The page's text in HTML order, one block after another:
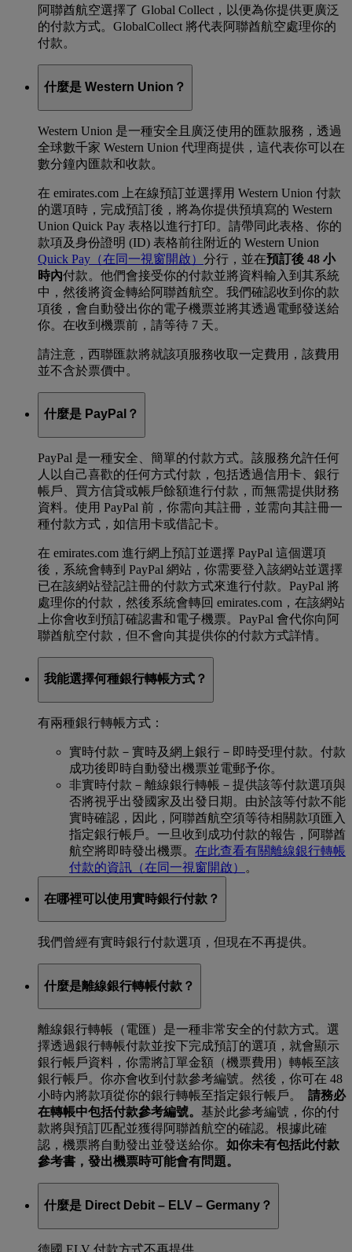
阿聯酋航空選擇了 Global Collect，以便為你提供更廣泛
的付款方式。GlobalCollect 將代表阿聯酋航空處理你的
付款。
什麼是 Western Union？
Western Union 是一種安全且廣泛使用的匯款服務，透過
全球數千家 Western Union 代理商提供，這代表你可以在
數分鐘內匯款和收款。
在 emirates.com 上在線預訂並選擇用 Western Union 付款
的選項時，完成預訂後，將為你提供預填寫的 Western
Union Quick Pay 表格以進行打印。請帶同此表格、你的
款項及身份證明 (ID) 表格前往附近的 Western Union
Quick Pay （在同一視窗開啟） 分行，並在預訂後 48 小
時內付款。他們會接受你的付款並將資料輸入到其系統
中，然後將資金轉給阿聯酋航空。我們確認收到你的款
項後，會自動發出你的電子機票並將其透過電郵發送給
你。在收到機票前，請等待 7 天。
請注意，西聯匯款將就該項服務收取一定費用，該費用
並不含於票價中。
什麼是 PayPal？
PayPal 是一種安全、簡單的付款方式。該服務允許任何
人以自己喜歡的任何方式付款，包括透過信用卡、銀行
帳戶、買方信貸或帳戶餘額進行付款，而無需提供財務
資料。使用 PayPal 前，你需向其註冊，並需向其註冊一
種付款方式，如信用卡或借記卡。
在 emirates.com 進行網上預訂並選擇 PayPal 這個選項
後，系統會轉到 PayPal 網站，你需要登入該網站並選擇
已在該網站登記註冊的付款方式來進行付款。PayPal 將
處理你的付款，然後系統會轉回 emirates.com，在該網站
上你會收到預訂確認書和電子機票。PayPal 會代你向阿
聯酋航空付款，但不會向其提供你的付款方式詳情。
我能選擇何種銀行轉帳方式？
有兩種銀行轉帳方式：
實時付款－實時及網上銀行－即時受理付款。付款
成功後即時自動發出機票並電郵予你。
非實時付款－離線銀行轉帳－提供該等付款選項與
否將視乎出發國家及出發日期。由於該等付款不能
實時確認，因此，阿聯酋航空須等待相關款項匯入
指定銀行帳戶。一旦收到成功付款的報告，阿聯酋
航空將即時發出機票。 在此查看有關離線銀行轉帳
付款的資訊 （在同一視窗開啟） 。
在哪裡可以使用實時銀行付款？
我們曾經有實時銀行付款選項，但現在不再提供。
什麼是離線銀行轉帳付款？
離線銀行轉帳（電匯）是一種非常安全的付款方式。選
擇透過銀行轉帳付款並按下完成預訂的選項，就會顯示
銀行帳戶資料，你需將訂單金額（機票費用）轉帳至該
銀行帳戶。你亦會收到付款參考編號。然後，你可在 48
小時內將款項從你的銀行轉帳至指定銀行帳戶。 請務必
在轉帳中包括付款參考編號。 基於此參考編號，你的付
款將與預訂匹配並獲得阿聯酋航空的確認。根據此確
認，機票將自動發出並發送給你。 如你未有包括此付款
參考書，發出機票時可能會有問題。
什麼是 Direct Debit – ELV – Germany？
德國 ELV 付款方式不再提供。